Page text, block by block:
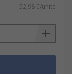
52,98 €/unité